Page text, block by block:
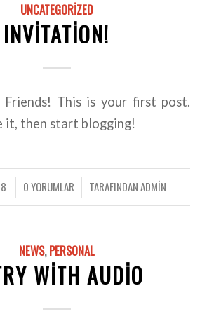
UNCATEGORIZED
INVITATION!
Friends! This is your first post.
it, then start blogging!
0 YORUMLAR
/ TARAFINDANADMIN
NEWS,PERSONAL
WITH AUDIO